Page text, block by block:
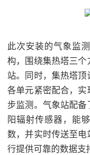
此次安装的气象监
构，围绕集热塔三
站。同时，集热塔顶
各单元紧密配合，
步监测。气象站配
阳辐射传感器，能
数，并实时传送至
行提供可靠的数据支